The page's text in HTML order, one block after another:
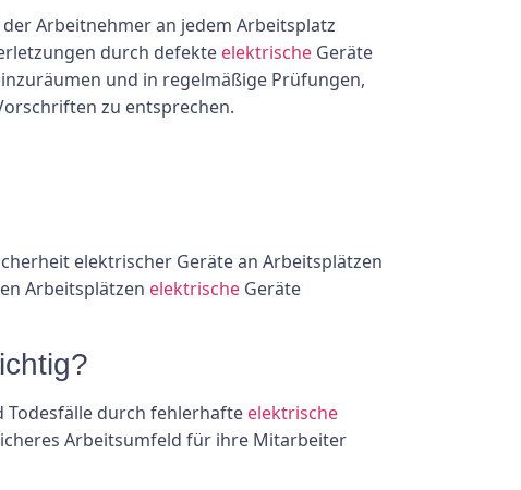
Arbeitnehmer an jedem Arbeitsplatz
durch defekte elektrische Geräte
und in regelmäßige Prüfungen,
zu entsprechen.
elektrischer Geräte an Arbeitsplätzen
Arbeitsplätzen elektrische Geräte
Todesfälle durch fehlerhafte elektrische
Arbeitsumfeld für ihre Mitarbeiter